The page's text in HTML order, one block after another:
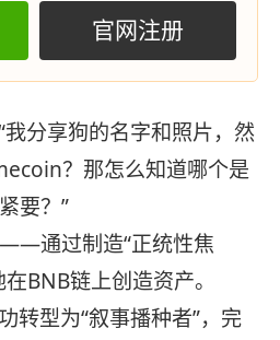
官网注册
分享狗的名字和照片，然
？那怎么知道哪个是
要？”
通过制造“正统性焦
BNB链上创造资产。
转型为“叙事播种者”，完